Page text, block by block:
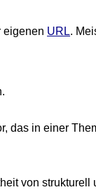
eigenen URL.
das in einer
von